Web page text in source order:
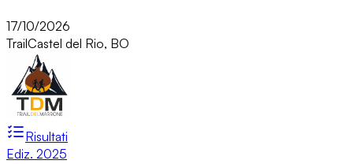
17/10/2026
TrailCastel del Rio, BO
Risultati
Ediz. 2025